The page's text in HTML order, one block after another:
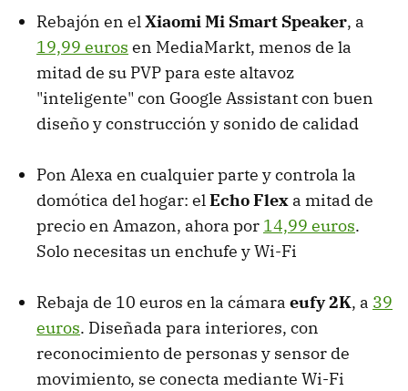
Rebajón en elXiaomi Mi Smart Speaker, a
19,99 euros en MediaMarkt, menos de la
mitad de su PVP para este altavoz
"inteligente" con Google Assistant con buen
diseño y construcción y sonido de calidad
Pon Alexa en cualquier parte y controla la
domótica del hogar: elEcho Flex a mitad de
precio en Amazon, ahora por 14,99 euros.
Solo necesitas un enchufe y Wi-Fi
Rebaja de 10 euros en la cámara eufy 2K, a 39
euros. Diseñada para interiores, con
reconocimiento de personas y sensor de
movimiento, se conecta mediante Wi-Fi